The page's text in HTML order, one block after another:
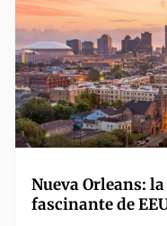
Nueva Orleans:
fascinante de